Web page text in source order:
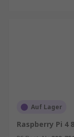
Auf Lager
Raspberry Pi 4